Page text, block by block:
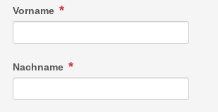
Vorname
Nachname